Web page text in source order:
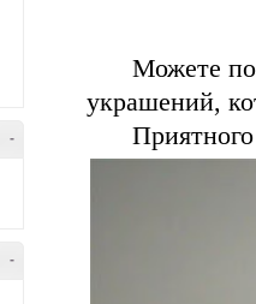
-
-
Можете
украшений,